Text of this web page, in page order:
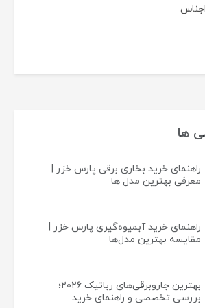
ها
راهنمای خرید بخاری برقی پارس خزر |
معرفی بهترین مدل ها
راهنمای خرید آبمیوه‌گیری پارس خزر |
مقایسه بهترین مدل‌ها
بهترین جاروبرقی‌های رباتیک ۲۰۲۶؛
بررسی تخصصی و راهنمای خرید